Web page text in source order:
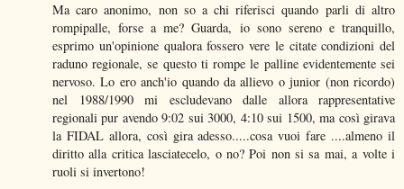
Ma caro anonimo, non so a chi riferisci quando parli di altro
rompipalle, forse a me? Guarda, io sono sereno e tranquillo,
esprimo un'opinione qualora fossero vere le citate condizioni del
raduno regionale, se questo ti rompe le palline evidentemente sei
nervoso. Lo ero anch'io quando da allievo o junior (non ricordo)
nel 1988/1990 mi escludevano dalle allora rappresentative
regionali pur avendo 9:02 sui 3000, 4:10 sui 1500, ma così girava
la FIDAL allora, così gira adesso.....cosa vuoi fare ....almeno il
diritto alla critica lasciatecelo, o no? Poi non si sa mai, a volte i
ruoli si invertono!